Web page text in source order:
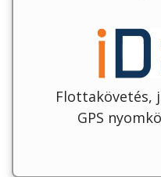
Flottakövetés,
GPS